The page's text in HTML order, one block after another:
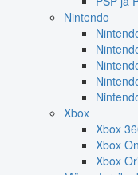
Nintendo
Xbox
Xbox
Xbox
Xbox